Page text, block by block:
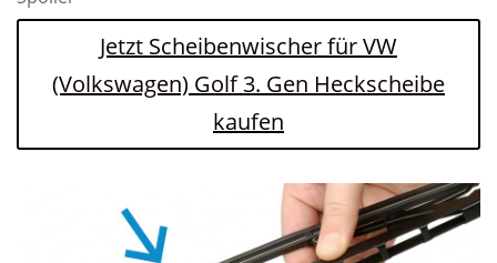
Jetzt Scheibenwischer für VW
(Volkswagen) Golf 3. Gen Heckscheibe
kaufen